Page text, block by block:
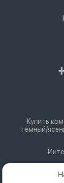
Купить
темный/